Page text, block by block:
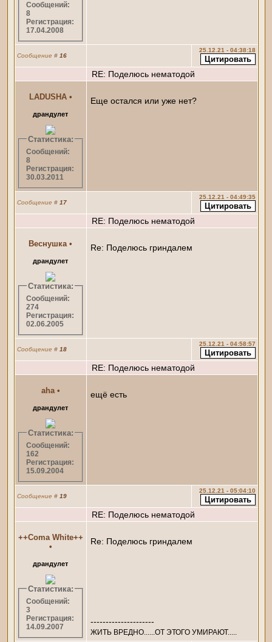
Сообщений:
8
Регистрация:
17.04.2008
Сообщение # 16
25.12.21 - 04:38:18
RE: Поделюсь нематодой
LADUSHA •
драндулет
Статистика:
Сообщений:
8
Регистрация:
30.03.2011
Еще остался или уже нет?
Сообщение # 17
25.12.21 - 04:49:35
RE: Поделюсь нематодой
Веснушка •
драндулет
Статистика:
Сообщений:
274
Регистрация:
02.06.2005
Re: Поделюсь гриндалем
Сообщение # 18
25.12.21 - 04:58:57
RE: Поделюсь нематодой
aha •
драндулет
Статистика:
Сообщений:
162
Регистрация:
15.09.2004
ещё есть
Сообщение # 19
25.12.21 - 05:04:10
RE: Поделюсь нематодой
++Coma White++
•
драндулет
Статистика:
Сообщений:
3
Регистрация:
14.09.2007
Re: Поделюсь гриндалем
---------------------
ЖИТЬ ВРЕДНО......ОТ ЭТОГО УМИРАЮТ.....